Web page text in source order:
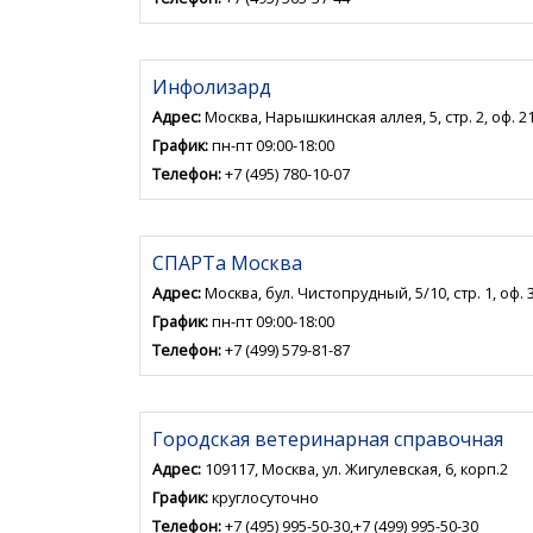
Инфолизард
Адрес:Москва, Нарышкинская аллея, 5, стр. 2, оф.
График:пн-пт 09:00-18:00
Телефон:+7 (495) 780-10-07
СПАРТа Москва
Адрес:Москва, бул. Чистопрудный, 5/10, стр. 1, оф.
График:пн-пт 09:00-18:00
Телефон:+7 (499) 579-81-87
Городская ветеринарная справочная
Адрес: 109117, Москва, ул. Жигулевская, 6, корп.2
График:круглосуточно
Телефон:+7 (495) 995-50-30,+7 (499) 995-50-30